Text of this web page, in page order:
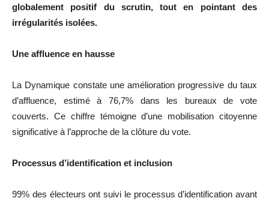
globalement positif du scrutin, tout en pointant des
irrégularités isolées.
Une affluence en hausse
La Dynamique constate une amélioration progressive du taux
d’affluence, estimé à 76,7% dans les bureaux de vote
couverts. Ce chiffre témoigne d’une mobilisation citoyenne
significative à l’approche de la clôture du vote.
Processus d’identification et inclusion
99% des électeurs ont suivi le processus d’identification avant